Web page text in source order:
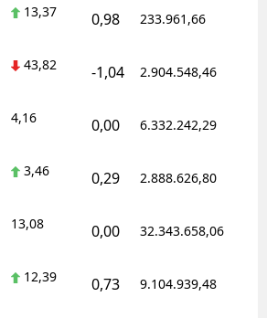
13,37 0,98 233.961,66
43,82 -1,04 2.904.548,46
4,16 0,00 6.332.242,29
3,46 0,29 2.888.626,80
13,08 0,00 32.343.658,06
12,39 0,73 9.104.939,48